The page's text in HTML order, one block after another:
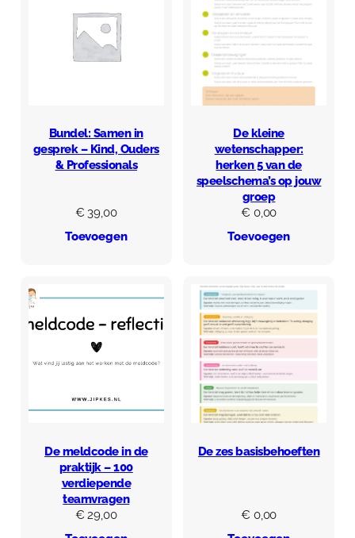
Bundel: Samen in
gesprek – Kind, Ouders
& Professionals
€ 39,00
Toevoegen
De kleine
wetenschapper:
herken 5 van de
speelschema’s op jouw
groep
€ 0,00
Toevoegen
De meldcode in de
praktijk – 100
verdiepende
teamvragen
€ 29,00
De zes basisbehoeften
€ 0,00